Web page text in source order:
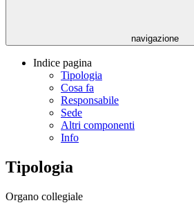
navigazione
Indice pagina
Tipologia
Cosa fa
Responsabile
Sede
Altri componenti
Info
Tipologia
Organo collegiale